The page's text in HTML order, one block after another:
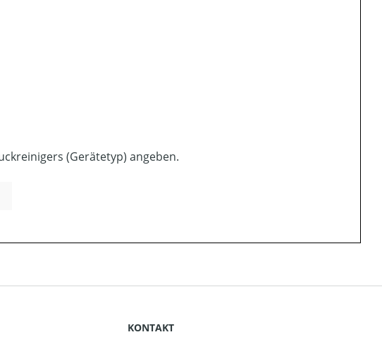
(Gerätetyp) angeben.
KONTAKT